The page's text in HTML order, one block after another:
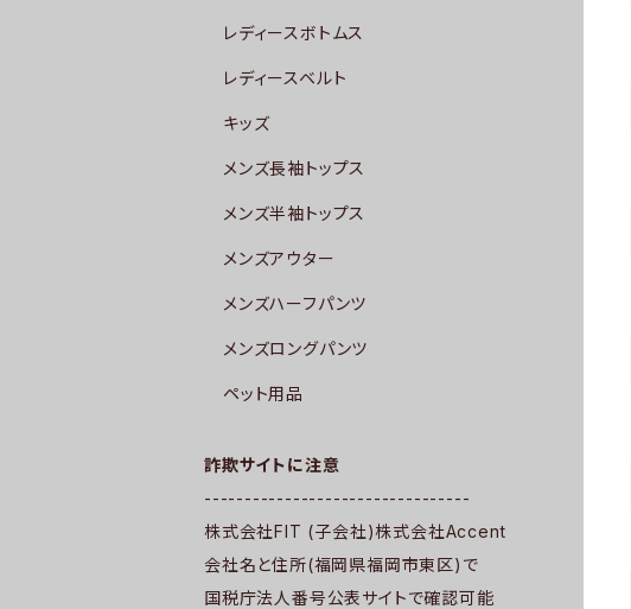
レディースボトムス
レディースベルト
キッズ
メンズ長袖トップス
メンズ半袖トップス
メンズアウター
メンズハーフパンツ
メンズロングパンツ
ペット用品
詐欺サイトに注意
---------------------------------
株式会社FIT (子会社)株式会社Accent
会社名と住所(福岡県福岡市東区)で
国税庁法人番号公表サイトで確認可能